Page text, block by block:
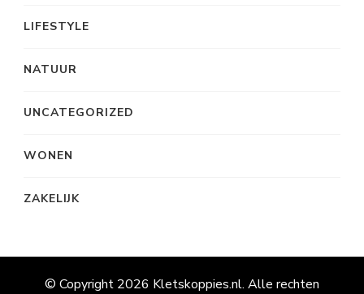
LIFESTYLE
NATUUR
UNCATEGORIZED
WONEN
ZAKELIJK
© Copyright 2026 Kletskoppies.nl. Alle rechten